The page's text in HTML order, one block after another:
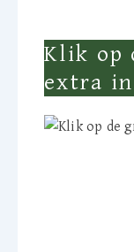
Klik op
extra